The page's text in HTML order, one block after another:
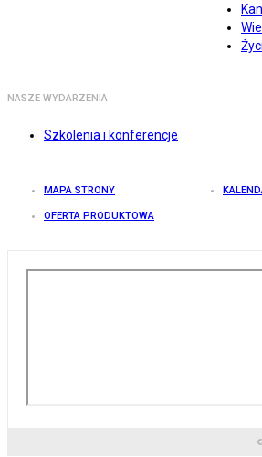
NASZE WYDARZENIA
Szkolenia i konferencje
MAPA STRONY
OFERTA PRODUKTOWA